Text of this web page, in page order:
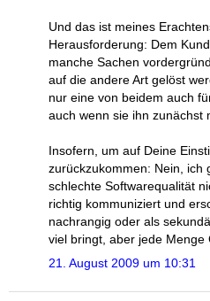
Und das ist meines
Herausforderung: Dem
manche Sachen
auf die andere Art gelöst
nur eine von beidem auch
auch wenn sie ihn zunächst
Insofern, um auf Deine
zurückzukommen: Nein, ich
schlechte Softwarequalität
richtig kommuniziert und
nachrangig oder als
viel bringt, aber jede Menge
21. August 2009 um 10:31